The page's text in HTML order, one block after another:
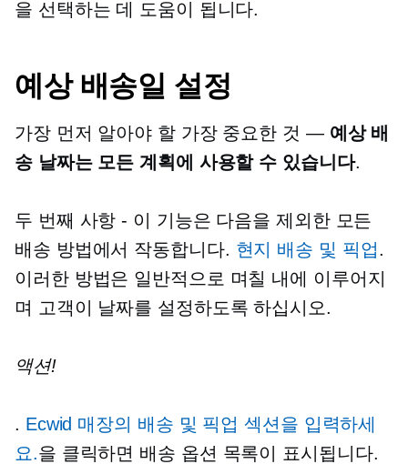
을 선택하는 데 도움이 됩니다.
예상 배송일 설정
가장 먼저 알아야 할 가장 중요한 것 — 예상 배
송 날짜는 모든 계획에 사용할 수 있습니다.
두 번째 사항 - 이 기능은 다음을 제외한 모든
배송 방법에서 작동합니다. 현지 배송 및 픽업.
이러한 방법은 일반적으로 며칠 내에 이루어지
며 고객이 날짜를 설정하도록 하십시오.
액션!
. Ecwid 매장의 배송 및 픽업 섹션을 입력하세
요.을 클릭하면 배송 옵션 목록이 표시됩니다.